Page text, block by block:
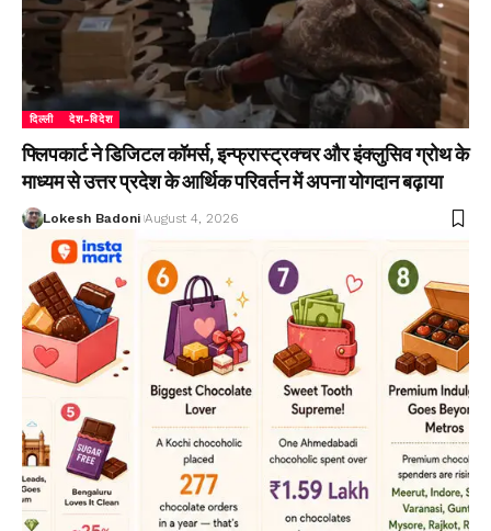
दिल्ली देश-विदेश
फ्लिपकार्ट ने डिजिटल कॉमर्स, इन्फ्रास्ट्रक्चर और इंक्लुसिव ग्रोथ के
माध्यम से उत्तर प्रदेश के आर्थिक परिवर्तन में अपना योगदान बढ़ाया
Lokesh Badoni August 4, 2026